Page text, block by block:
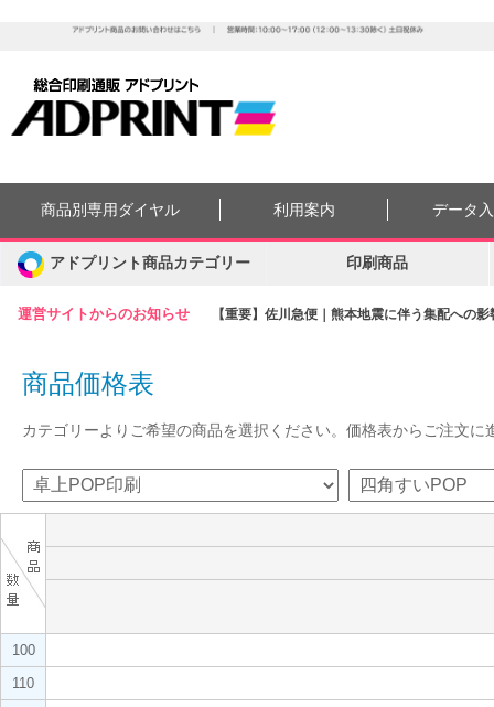
運営サイトからのお知らせ 【重要】佐川急便｜熊本地震に伴う集配への
商品別専用ダイヤル 利用案内 データ
アドプリント商品カテゴリー 印刷商品
商品価格表
カテゴリーよりご希望の商品を選択ください。価格表からご注文に
100
110